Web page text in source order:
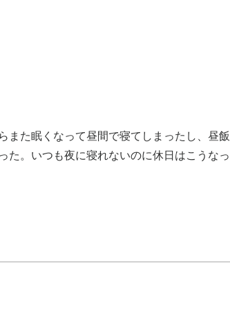
また眠くなって昼間で寝てしまったし、昼飯
た。いつも夜に寝れないのに休日はこうなっ